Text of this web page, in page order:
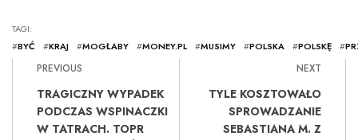
TAGI:
#BYĆ #KRAJ #MOGŁABY #MONEY.PL #MUSIMY #POLSKA #POLSKĘ #
PREVIOUS
TRAGICZNY WYPADEK
PODCZAS WSPINACZKI
W TATRACH. TOPR
NEXT
TYLE KOSZTOWAŁO
SPROWADZANIE
SEBASTIANA M. Z